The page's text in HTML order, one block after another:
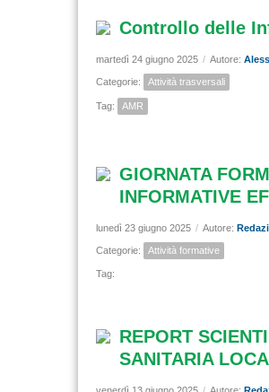
Controllo delle
martedì 24 giugno 2025 / Autore:
Categorie: Attività trasversali
Tag: AMR
GIORNATA
INFORMATIVE
lunedì 23 giugno 2025 / Autore:
Categorie: Attività formative
Tag:
REPORT
SANITARIA